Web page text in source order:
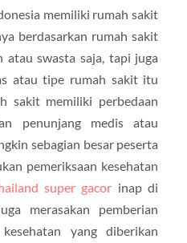
memiliki rumah sakit
berdasarkan rumah sakit
swasta saja, tapi juga
atau tipe rumah sakit itu
sakit memiliki perbedaan
penunjang medis atau
sebagian besar peserta
pemeriksaan kesehatan
super gacor inap di
merasakan pemberian
yang diberikan